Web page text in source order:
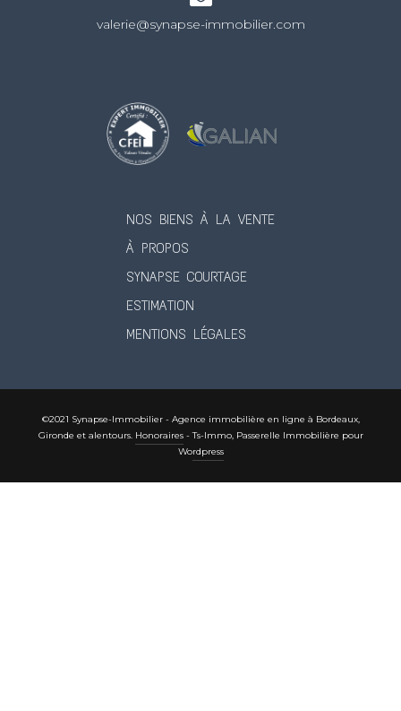
valerie@synapse-immobilier.com
NOS BIENS À LA VENTE
À PROPOS
SYNAPSE COURTAGE
ESTIMATION
MENTIONS LÉGALES
©2021 Synapse-Immobilier - Agence immobilière en ligne à Bordeaux,
Gironde et alentours. Honoraires-Ts-Immo, Passerelle Immobilière pour
Wordpress